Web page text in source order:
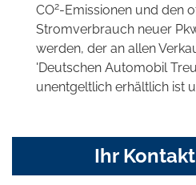
CO2-Emissionen und den
Stromverbrauch neuer
werden, der an allen
'Deutschen Automobil
unentgeltlich erhältlich ist
Ihr